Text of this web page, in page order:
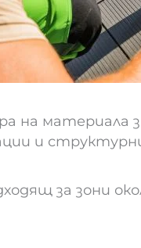
на материала
и
за зони